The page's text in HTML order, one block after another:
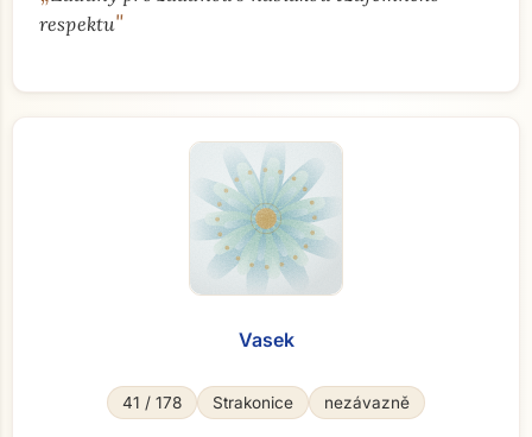
respektu"
Vasek
41 / 178 Strakonice nezávazně